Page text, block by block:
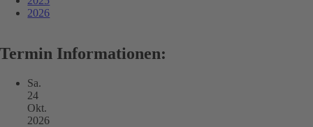
2026
Termin Informationen:
Sa.
24
Okt.
2026